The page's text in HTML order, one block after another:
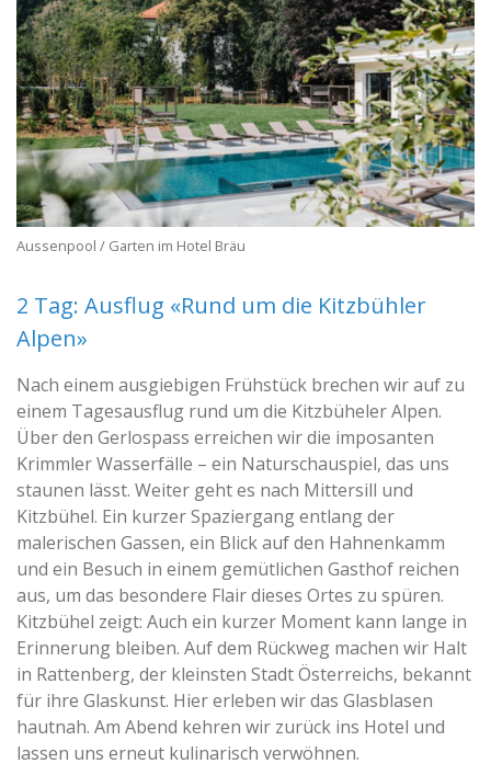
Aussenpool / Garten im Hotel Bräu
2 Tag: Ausflug «Rund um die Kitzbühler
Alpen»
Nach einem ausgiebigen Frühstück brechen wir auf zu
einem Tagesausflug rund um die Kitzbüheler Alpen.
Über den Gerlospass erreichen wir die imposanten
Krimmler Wasserfälle – ein Naturschauspiel, das uns
staunen lässt. Weiter geht es nach Mittersill und
Kitzbühel. Ein kurzer Spaziergang entlang der
malerischen Gassen, ein Blick auf den Hahnenkamm
und ein Besuch in einem gemütlichen Gasthof reichen
aus, um das besondere Flair dieses Ortes zu spüren.
Kitzbühel zeigt: Auch ein kurzer Moment kann lange in
Erinnerung bleiben. Auf dem Rückweg machen wir Halt
in Rattenberg, der kleinsten Stadt Österreichs, bekannt
für ihre Glaskunst. Hier erleben wir das Glasblasen
hautnah. Am Abend kehren wir zurück ins Hotel und
lassen uns erneut kulinarisch verwöhnen.